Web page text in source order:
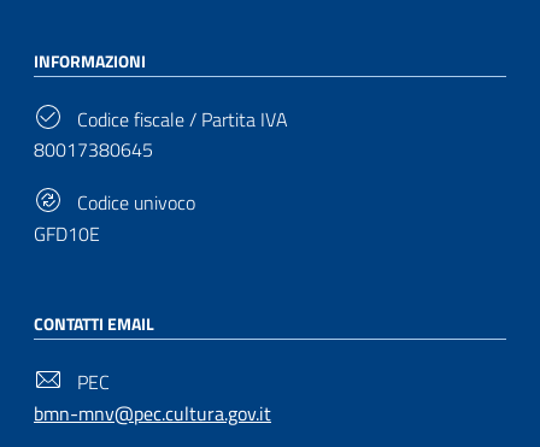
INFORMAZIONI
Codice fiscale / Partita IVA
80017380645
Codice univoco
GFD10E
CONTATTI EMAIL
PEC
bmn-mnv@pec.cultura.gov.it